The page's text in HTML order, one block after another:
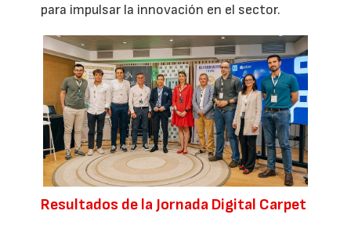
para impulsar la innovación en el sector.
Resultados de la Jornada Digital Carpet